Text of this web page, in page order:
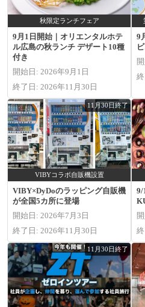
秋限定ランチフェア
9月1日開始｜オリエンタルホテ
ル広島の秋ランチ デザート10種
付き
開始日: 2026年9月1日
終了日: 2026年11月30日
9
11月30日終了
VIBYコラボ自販機設置
VIBY×DyDoのラッピング自販機
が全国5カ所に登場
開始日: 2026年7月3日
終了日: 2026年11月30日
9/
11月30日終了